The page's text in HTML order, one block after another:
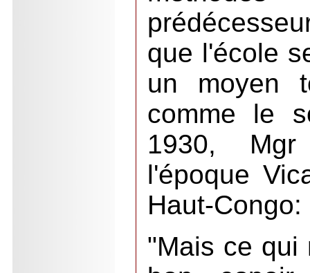
que l'école
un moyen
comme le
1930,
l'époque
Haut-
"Mais ce qui